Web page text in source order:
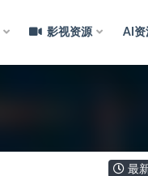
影视资源 AI资
最